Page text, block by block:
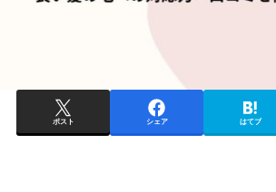
ポスト シェア はてブ